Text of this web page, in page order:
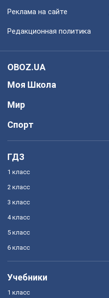
Реклама на сайте
Редакционная политика
OBOZ.UA
Моя Школа
Мир
Спорт
ГДЗ
1 класс
2 класс
3 класс
4 класс
5 класс
6 класс
Учебники
1 класс